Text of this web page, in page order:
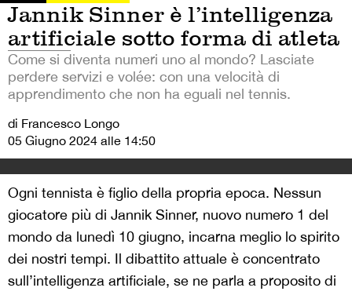
Jannik Sinner è l’intelligenza
artificiale sotto forma di atleta
Come si diventa numeri uno al mondo? Lasciate
perdere servizi e volée: con una velocità di
apprendimento che non ha eguali nel tennis.
di Francesco Longo
05 Giugno 2024 alle 14:50
Ogni tennista è figlio della propria epoca. Nessun
giocatore più di Jannik Sinner, nuovo numero 1 del
mondo da lunedì 10 giugno, incarna meglio lo spirito
dei nostri tempi. Il dibattito attuale è concentrato
sull’intelligenza artificiale, se ne parla a proposito di